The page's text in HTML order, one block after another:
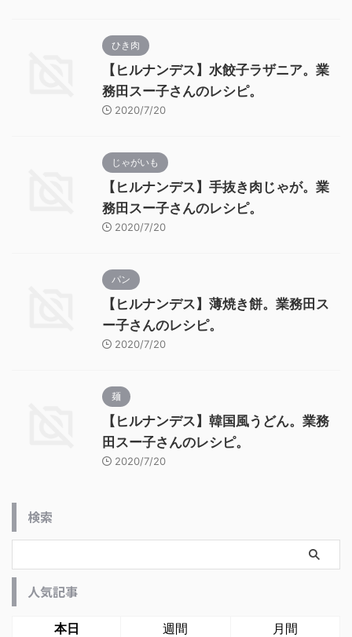
ひき肉
【ヒルナンデス】水餃子ラザニア。業
務田スー子さんのレシピ。
2020/7/20
じゃがいも
【ヒルナンデス】手抜き肉じゃが。業
務田スー子さんのレシピ。
2020/7/20
パン
【ヒルナンデス】薄焼き餅。業務田ス
ー子さんのレシピ。
2020/7/20
麺
【ヒルナンデス】韓国風うどん。業務
田スー子さんのレシピ。
2020/7/20
検索
人気記事
本日 週間 月間